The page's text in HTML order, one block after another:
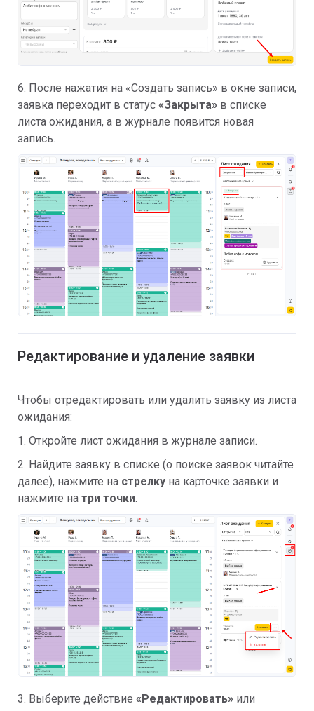
6. После нажатия на «Создать запись» в окне записи,
заявка переходит в статус «Закрыта» в списке
листа ожидания, а в журнале появится новая
запись.
Редактирование и удаление заявки
Чтобы отредактировать или удалить заявку из листа
ожидания:
1. Откройте лист ожидания в журнале записи.
2. Найдите заявку в списке (о поиске заявок читайте
далее), нажмите на стрелку на карточке заявки и
нажмите на три точки.
3. Выберите действие «Редактировать» или